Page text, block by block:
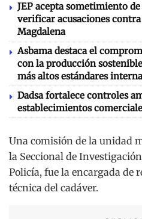
JEP acepta sometimiento
verificar acusaciones
Magdalena
Asbama destaca el
con la producción
más altos estándares
Dadsa fortalece controles
establecimientos
Una comisión de la unidad
la Seccional de
Policía, fue la encargada de
técnica del cadáver.